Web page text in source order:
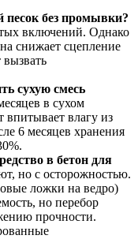
песок без промывки?
включений. Однако
снижает сцепление
сухую смесь
в сухом
влагу из
6 месяцев хранения
в бетон для
но с осторожностью.
ложки на ведро)
но перебор
прочности.